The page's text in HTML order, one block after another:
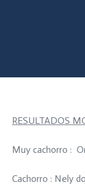
RESULTADOS
Muy cachorro :
Cachorro : Nely